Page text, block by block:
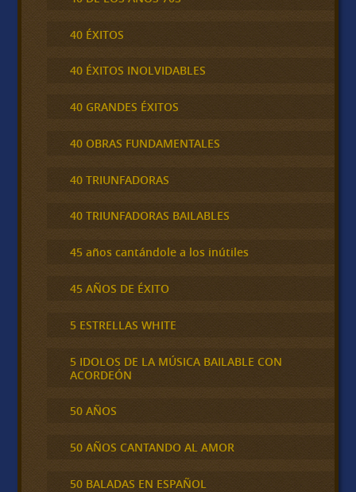
40 ÉXITOS
40 ÉXITOS INOLVIDABLES
40 GRANDES ÉXITOS
40 OBRAS FUNDAMENTALES
40 TRIUNFADORAS
40 TRIUNFADORAS BAILABLES
45 años cantándole a los inútiles
45 AÑOS DE ÉXITO
5 ESTRELLAS WHITE
5 IDOLOS DE LA MÚSICA BAILABLE CON
ACORDEÓN
50 AÑOS
50 AÑOS CANTANDO AL AMOR
50 BALADAS EN ESPAÑOL